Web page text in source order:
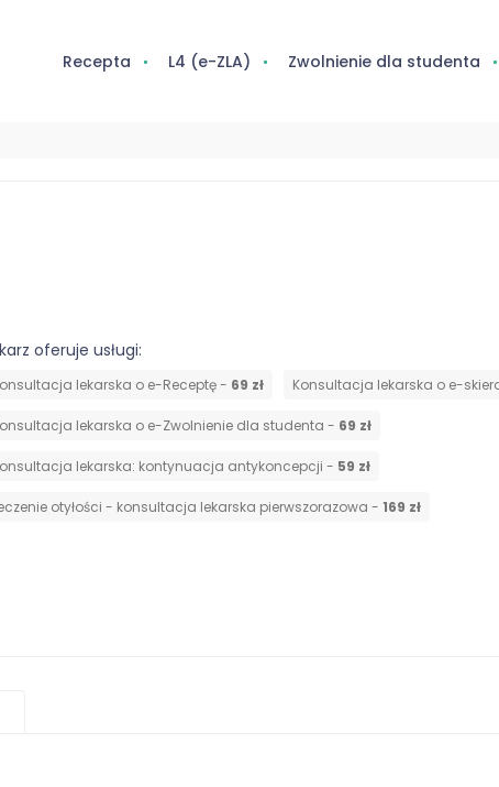
Recepta L4 (e-ZLA) Zwolnienie dla studenta
oferuje usługi:
lekarska o e-Receptę - 69 zł Konsultacja lekarska o e-
lekarska o e-Zwolnienie dla studenta - 69 zł
lekarska: kontynuacja antykoncepcji - 59 zł
otyłości - konsultacja lekarska pierwszorazowa -169 zł